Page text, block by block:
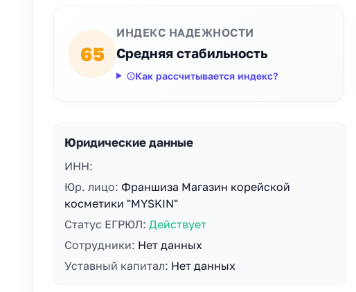
65
ИНДЕКС НАДЕЖНОСТИ
Средняя стабильность
Как рассчитывается индекс?
Юридические данные
ИНН:
Юр. лицо: Франшиза Магазин корейской
косметики "MYSKIN"
Статус ЕГРЮЛ: Действует
Сотрудники: Нет данных
Уставный капитал: Нет данных